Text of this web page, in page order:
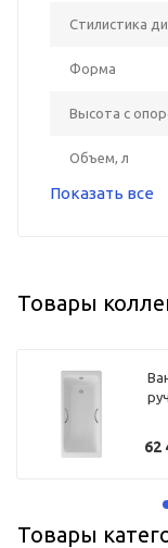
Стилистика
Форма
Высота с
Объем, л
Показать все
Товары
62
Товары